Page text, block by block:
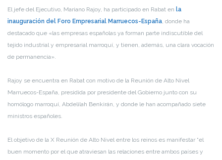
El jefe del Ejecutivo, Mariano Rajoy, ha participado en Rabat en la
inauguración del Foro Empresarial Marruecos-España, donde ha
destacado que «las empresas españolas ya forman parte indiscutible del
tejido industrial y empresarial marroquí, y tienen, además, una clara vocación
de permanencia».
Rajoy se encuentra en Rabat con motivo de la Reunión de Alto Nivel
Marruecos-España, presidida por presidente del Gobierno junto con su
homólogo marroquí, Abdelilah Benkirán, y donde le han acompañado siete
ministros españoles.
El objetivo de la X Reunión de Alto Nivel entre los reinos es manifestar “el
buen momento por el que atraviesan las relaciones entre ambos países y